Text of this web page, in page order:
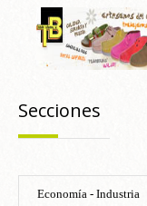
Secciones
Economía - Industria